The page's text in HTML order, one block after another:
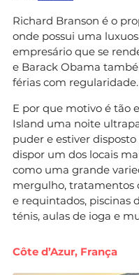
Richard Branson é o
onde possui uma
empresário que se
e Barack Obama
férias com regularidade.
E por que motivo é tão
Island uma noite
puder e estiver
dispor um dos locais
como uma grande
mergulho, tratamentos
e requintados, piscinas
ténis, aulas de ioga e
Côte d’Azur, França